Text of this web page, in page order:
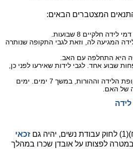
המצטברים הבאים:
המגיעה לה, וזאת לגבי התקופה שנותרה
היא התחלפה עם האב.
לפחות שבוע אחד. לגבי לידות שאירעו לפני כן,
החל מ-2.4.2017 האב יכול לשהות יחד עם האם במהלך תקופת הלידה וההורות, במשך 7 ימים. ימים
של האם.
זכאי
לפצותו על אובדן שכרו במהלך